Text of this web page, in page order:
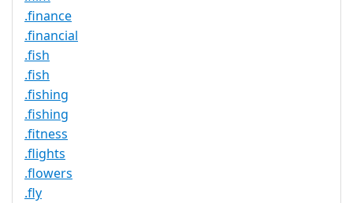
.finance
.financial
.fish
.fish
.fishing
.fishing
.fitness
.flights
.flowers
.fly